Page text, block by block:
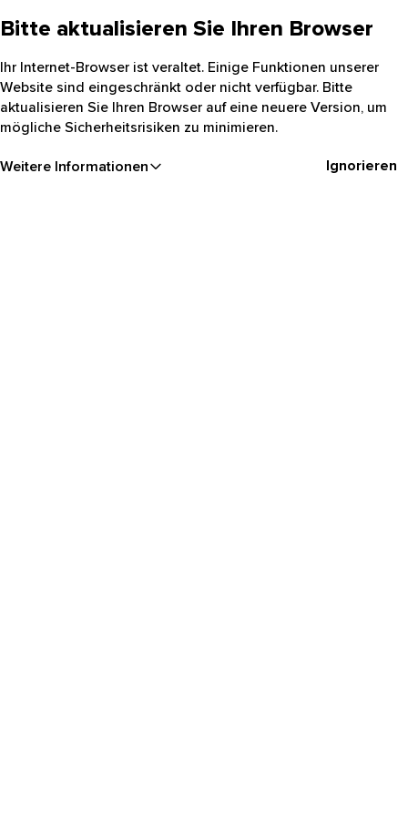
Bitte aktualisieren Sie Ihren Browser
Ihr Internet-Browser ist veraltet. Einige Funktionen unserer
Website sind eingeschränkt oder nicht verfügbar. Bitte
aktualisieren Sie Ihren Browser auf eine neuere Version, um
mögliche Sicherheitsrisiken zu minimieren.
Weitere Informationen Ignorieren